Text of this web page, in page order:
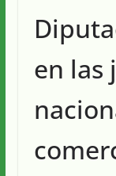
en las